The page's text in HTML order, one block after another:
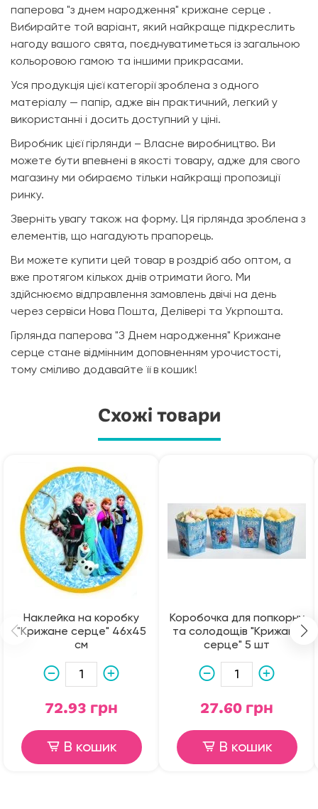
паперова "з днем народження" крижане серце .
Вибирайте той варіант, який найкраще підкреслить
нагоду вашого свята, поєднуватиметься із загальною
кольоровою гамою та іншими прикрасами.
Уся продукція цієї категорії зроблена з одного
матеріалу — папір, адже він практичний, легкий у
використанні і досить доступний у ціні.
Виробник цієї гірлянди – Власне виробництво. Ви
можете бути впевнені в якості товару, адже для свого
магазину ми обираємо тільки найкращі пропозиції
ринку.
Зверніть увагу також на форму. Ця гірлянда зроблена з
елементів, що нагадують прапорець.
Ви можете купити цей товар в роздріб або оптом, а
вже протягом кількох днів отримати його. Ми
здійснюємо відправлення замовлень двічі на день
через сервіси Нова Пошта, Делівері та Укрпошта.
Гірлянда паперова "З Днем народження" Крижане
серце стане відмінним доповненням урочистості,
тому сміливо додавайте її в кошик!
Схожі товари
Наклейка на коробку
"Крижане серце" 46х45
см
72.93 грн
В кошик
Коробочка для попкорну
та солодощів "Крижане
серце" 5 шт
27.60 грн
В кошик